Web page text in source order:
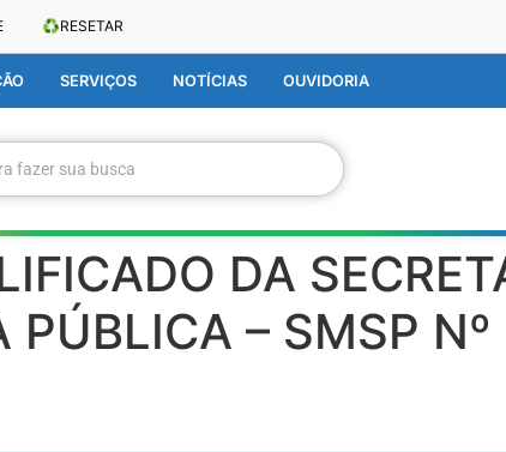
♻️RESETAR
SERVIÇOS NOTÍCIAS OUVIDORIA
fazer sua busca
DA
PÚBLICA – SMSP Nº